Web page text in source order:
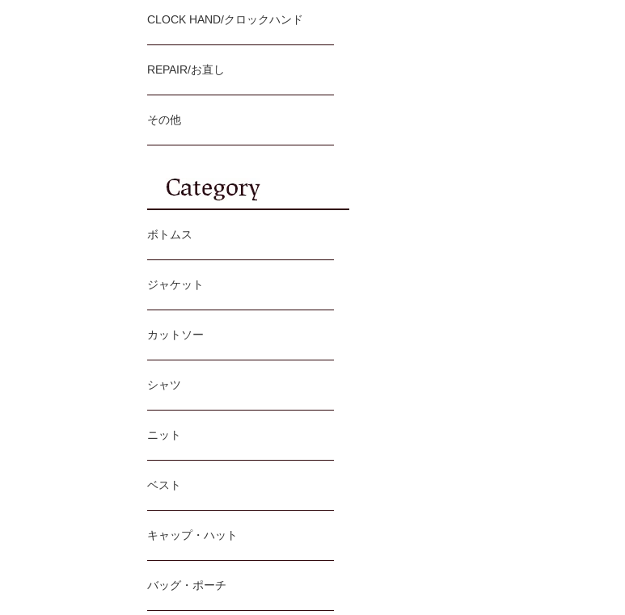
CLOCK HAND/クロックハンド
REPAIR/お直し
その他
ボトムス
ジャケット
カットソー
シャツ
ニット
ベスト
キャップ・ハット
バッグ・ポーチ